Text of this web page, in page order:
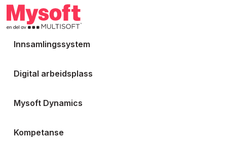
Innsamlingssystem
Digital arbeidsplass
Mysoft Dynamics
Kompetanse